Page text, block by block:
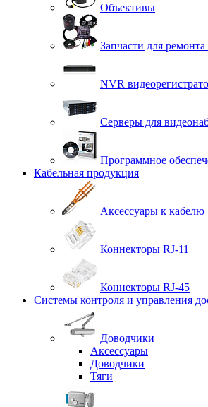
Объективы
Запчасти для
NVR
Серверы для
Программное
Кабельная продукция
Аксессуары к кабелю
Коннекторы RJ-11
Коннекторы RJ-45
Системы контроля и управления
Доводчики
Аксессуары
Доводчики
Тяги